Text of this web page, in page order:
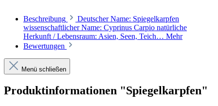
Beschreibung
Deutscher Name: Spiegelkarpfen
wissenschaftlicher Name: Cyprinus Carpio natürliche
Herkunft / Lebensraum: Asien, Seen, Teich… Mehr
Bewertungen
Menü schließen
Produktinformationen "Spiegelkarpfen"